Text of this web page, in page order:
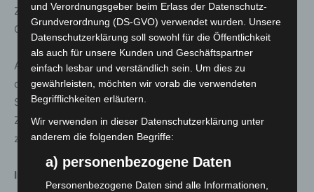
Zuständigkeit für den Aufbau und Einsatz der Teams vor
Ort lag bei den Gesundheitsämtern.
Angesichts eines hohen Bedarfs an Schutzimpfungen
durch die allgemeine Empfehlung einer dritten COVID-
Schutzimpfung der STIKO im November 2021 wuchs die
Zahl der MIT von 86 in der 41. KW 2021 auf
zwischenzeitlich bis zu 242 an.
Impfrekorde MIT:
und Verordnungsgeber beim Erlass der Datenschutz-
Grundverordnung (DS-GVO) verwendet wurden. Unsere
Datenschutzerklärung soll sowohl für die Öffentlichkeit
als auch für unsere Kunden und Geschäftspartner
einfach lesbar und verständlich sein. Um dies zu
gewährleisten, möchten wir vorab die verwendeten
Begrifflichkeiten erläutern.
Wir verwenden in dieser Datenschutzerklärung unter
anderem die folgenden Begriffe:
a) personenbezogene Daten
Personenbezogene Daten sind alle Informationen,